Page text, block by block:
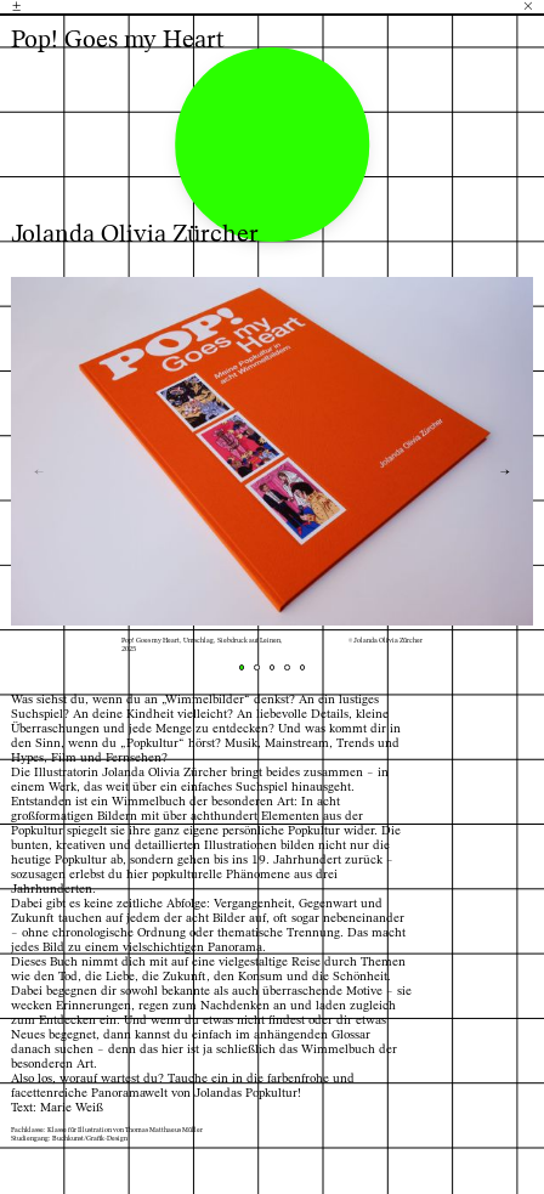
± ×
Pop! Goes my Heart
Jolanda Olivia Zürcher
Pop! Goes my Heart, Umschlag, Siebdruck auf Leinen,
2025
© Jolanda Olivia Zürcher
→
←
Was siehst du, wenn du an „Wimmelbilder“ denkst? An ein lustiges
Suchspiel? An deine Kindheit vielleicht? An liebevolle Details, kleine
Überraschungen und jede Menge zu entdecken? Und was kommt dir in
den Sinn, wenn du „Popkultur“ hörst? Musik, Mainstream, Trends und
Hypes, Film und Fernsehen?
Die Illustratorin Jolanda Olivia Zürcher bringt beides zusammen – in
einem Werk, das weit über ein einfaches Suchspiel hinausgeht.
Entstanden ist ein Wimmelbuch der besonderen Art: In acht
großformatigen Bildern mit über achthundert Elementen aus der
Popkultur spiegelt sie ihre ganz eigene persönliche Popkultur wider. Die
bunten, kreativen und detaillierten Illustrationen bilden nicht nur die
heutige Popkultur ab, sondern gehen bis ins 19. Jahrhundert zurück –
sozusagen erlebst du hier popkulturelle Phänomene aus drei
Jahrhunderten.
Dabei gibt es keine zeitliche Abfolge: Vergangenheit, Gegenwart und
Zukunft tauchen auf jedem der acht Bilder auf, oft sogar nebeneinander
– ohne chronologische Ordnung oder thematische Trennung. Das macht
jedes Bild zu einem vielschichtigen Panorama.
Dieses Buch nimmt dich mit auf eine vielgestaltige Reise durch Themen
wie den Tod, die Liebe, die Zukunft, den Konsum und die Schönheit.
Dabei begegnen dir sowohl bekannte als auch überraschende Motive – sie
wecken Erinnerungen, regen zum Nachdenken an und laden zugleich
zum Entdecken ein. Und wenn du etwas nicht findest oder dir etwas
Neues begegnet, dann kannst du einfach im anhängenden Glossar
danach suchen – denn das hier ist ja schließlich das Wimmelbuch der
besonderen Art.
Also los, worauf wartest du? Tauche ein in die farbenfrohe und
facettenreiche Panoramawelt von Jolandas Popkultur!
Text: Marie Weiß
Fachklasse: Klasse für Illustration von Thomas Matthaeus Müller
Studiengang: Buchkunst/Grafik-Design
H B
Index Karte